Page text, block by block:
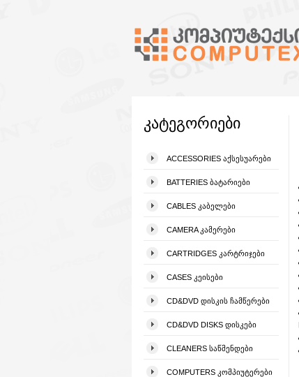
კატეგორიები
ACCESSORIES ᲐᲥᲡᲔᲡᲣᲐᲠᲔᲑᲘ
BATTERIES ᲑᲐᲢᲐᲠᲘᲔᲑᲘ
CABLES ᲙᲐᲑᲔᲚᲔᲑᲘ
CAMERA ᲙᲐᲛᲔᲠᲔᲑᲘ
CARTRIDGES ᲙᲐᲠᲢᲠᲘᲯᲔᲑᲘ
CASES ᲙᲔᲘᲡᲔᲑᲘ
CD&DVD ᲓᲘᲡᲙᲘᲡ ᲩᲐᲛᲬᲔᲠᲔᲑᲘ
CD&DVD DISKS ᲓᲘᲡᲙᲔᲑᲘ
CLEANERS ᲡᲐᲬᲛᲔᲜᲓᲔᲑᲘ
COMPUTERS ᲙᲝᲛᲞᲘᲣᲢᲔᲠᲔᲑᲘ